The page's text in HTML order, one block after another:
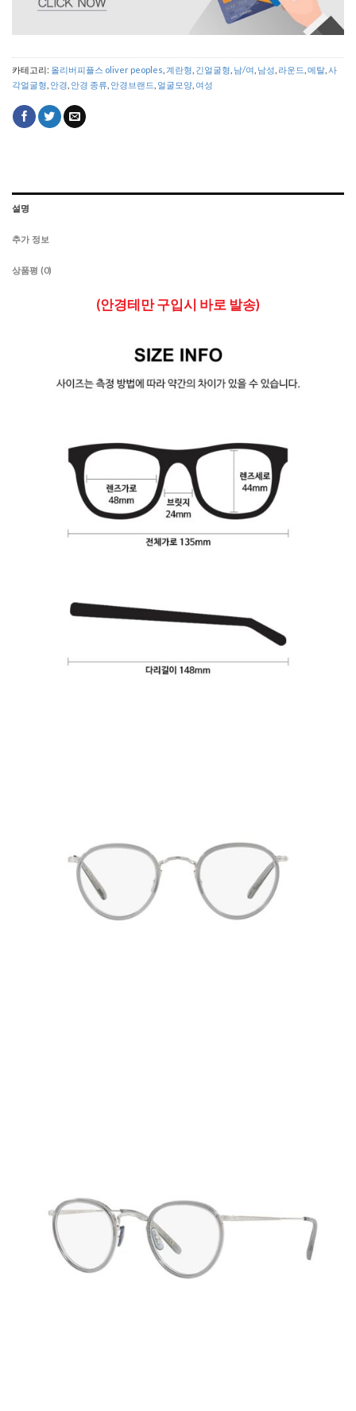
카테고리: 올리버피플스 oliver peoples 계란형 긴얼굴형 남/여 남성 라운드 메탈 사
각얼굴형 안경 안경 종류 안경브랜드 얼굴모양 여성
설명
추가 정보
상품평 (0)
(안경테만 구입시 바로 발송)